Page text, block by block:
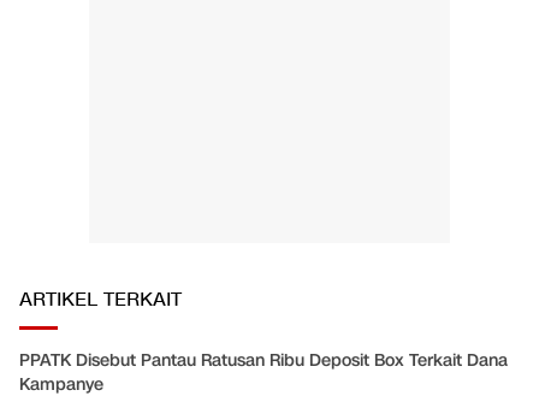
ARTIKEL TERKAIT
PPATK Disebut Pantau Ratusan Ribu Deposit Box Terkait Dana
Kampanye